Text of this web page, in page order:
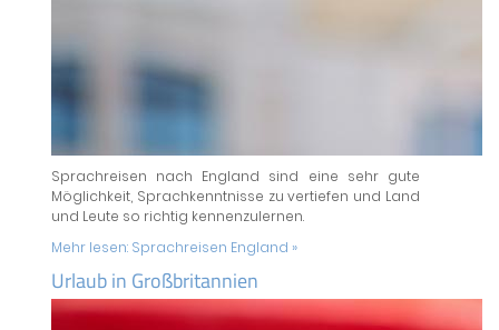
Sprachreisen nach England sind eine sehr gute
Möglichkeit, Sprachkenntnisse zu vertiefen und Land
und Leute so richtig kennenzulernen.
Mehr lesen: Sprachreisen England »
Urlaub in Großbritannien